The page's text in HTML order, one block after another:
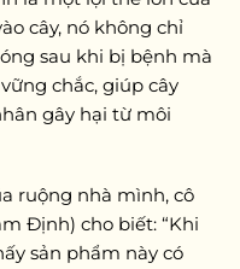
cây, nó không chỉ
sau khi bị bệnh mà
chắc, giúp cây
gây hại từ môi
ruộng nhà mình, cô
Định) cho biết: “Khi
sản phẩm này có